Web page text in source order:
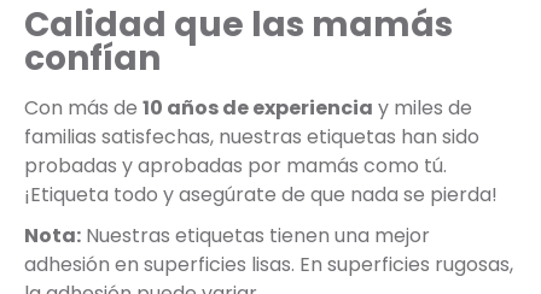
Calidad que las mamás
confían
Con más de 10 años de experiencia y miles de
familias satisfechas, nuestras etiquetas han sido
probadas y aprobadas por mamás como tú.
¡Etiqueta todo y asegúrate de que nada se pierda!
Nota: Nuestras etiquetas tienen una mejor
adhesión en superficies lisas. En superficies rugosas,